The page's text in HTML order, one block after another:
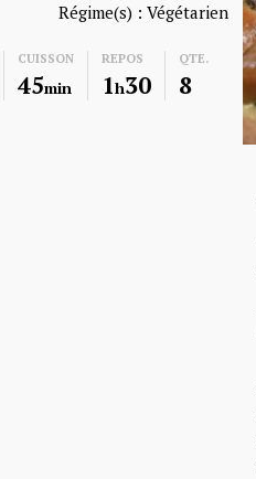
Régime(s) : Végétarien
CUISSON
45min
REPOS
1h30
QTE.
8